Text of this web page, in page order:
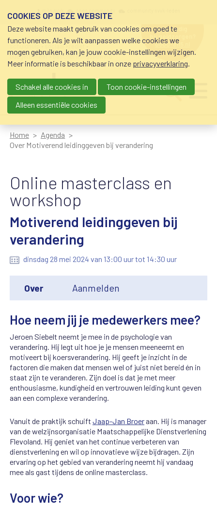
schuldhulp • sociaal krediet •
budgetbeheer • beschermingsbewind
hulp nodig
bij geldzorgen?
0800-8115.nl
Main navigation
Home
Agenda
Over Motiverend leidinggeven bij verandering
Online masterclass en
workshop
Motiverend leidinggeven bij
verandering
dinsdag 28 mei 2024 van 13:00 uur tot 14:30 uur
Over Aanmelden
Hoe neem jij je medewerkers mee?
Jeroen Siebelt neemt je mee in de psychologie van
verandering. Hij legt uit hoe je je mensen meeneemt en
motiveert bij koersverandering. Hij geeft je inzicht in de
factoren die maken dat mensen wel of juist niet bereid én in
staat zijn te veranderen. Zijn doel is dat je met meer
enthousiasme, kundigheid en vertrouwen leiding kunt geven
aan een complexe verandering.
Vanuit de praktijk schuift Jaap-Jan Broeraan. Hij is manager
van de welzijnsorganisatie Maatschappelijke Dienstverlening
Flevoland. Hij geniet van het continue verbeteren van
dienstverlening en wil op innovatieve wijze bijdragen. Zijn
ervaring op het gebied van verandering neemt hij vandaag
mee als gast tijdens de online masterclass.
Voor wie?
COOKIES OP DEZE WEBSITE
Deze website maakt gebruik van cookies om goed te
functioneren. Als je wilt aanpassen welke cookies we
mogen gebruiken, kan je jouw cookie-instellingen wijzigen.
Meer informatie is beschikbaar in onze privacyverklaring.
Schakel alle cookies in
Toon cookie-instellingen
Alleen essentiële cookies